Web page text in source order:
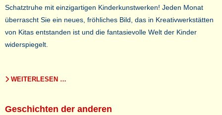
Schatztruhe mit einzigartigen Kinderkunstwerken! Jeden Monat
überrascht Sie ein neues, fröhliches Bild, das in Kreativwerkstätten
von Kitas entstanden ist und die fantasievolle Welt der Kinder
widerspiegelt.
WEITERLESEN …
Geschichten der anderen